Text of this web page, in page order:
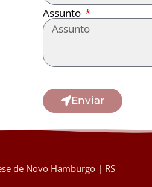
Assunto
Enviar
de Novo Hamburgo | RS